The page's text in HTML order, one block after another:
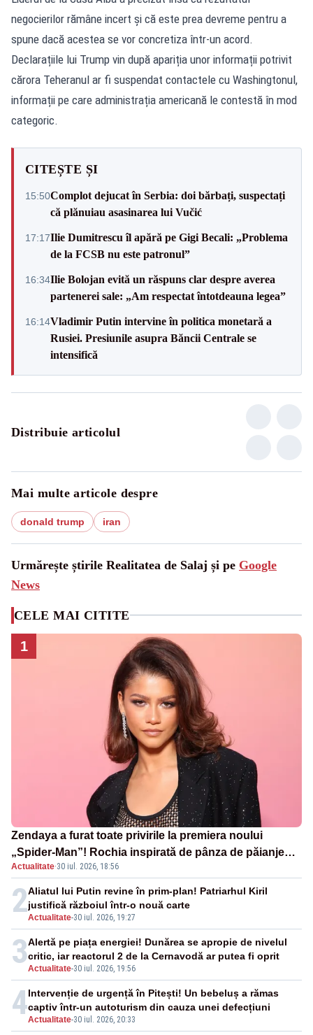
negocierilor rămâne incert și că este prea devreme pentru a
spune dacă acestea se vor concretiza într-un acord.
Declarațiile lui Trump vin după apariția unor informații potrivit
cărora Teheranul ar fi suspendat contactele cu Washingtonul,
informații pe care administrația americană le contestă în mod
categoric.
CITEȘTE ȘI
15:50Complot dejucat în Serbia: doi bărbați, suspectați
că plănuiau asasinarea lui Vučić
17:17Ilie Dumitrescu îl apără pe Gigi Becali: „Problema
de la FCSB nu este patronul”
16:34Ilie Bolojan evită un răspuns clar despre averea
partenerei sale: „Am respectat întotdeauna legea”
16:14Vladimir Putin intervine în politica monetară a
Rusiei. Presiunile asupra Băncii Centrale se
intensifică
Distribuie articolul
Mai multe articole despre
donald trump iran
Urmărește știrile Realitatea de Salaj și pe Google
News
CELE MAI CITITE
1
Zendaya a furat toate privirile la premiera noului
„Spider-Man”! Rochia inspirată de pânza de păianjen a
făcut senzație
Actualitate·30 iul. 2026, 18:56
2Actualitate-30 iul. 2026, 19:27
Aliatul lui Putin revine în prim-plan! Patriarhul Kiril
justifică războiul într-o nouă carte
3Actualitate-30 iul. 2026, 19:56
Alertă pe piața energiei! Dunărea se apropie de nivelul
critic, iar reactorul 2 de la Cernavodă ar putea fi oprit
4Actualitate-30 iul. 2026, 20:33
Intervenție de urgență în Pitești! Un bebeluș a rămas
captiv într-un autoturism din cauza unei defecțiuni